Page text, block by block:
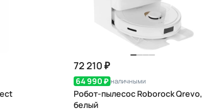
72 210 ₽
64 990 ₽ наличными
Робот-пылесос Roborock Qrevo,
белый